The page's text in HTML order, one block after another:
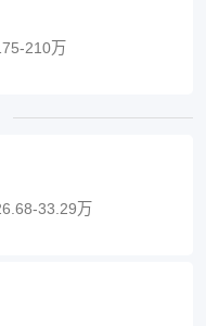
210万
33.29万